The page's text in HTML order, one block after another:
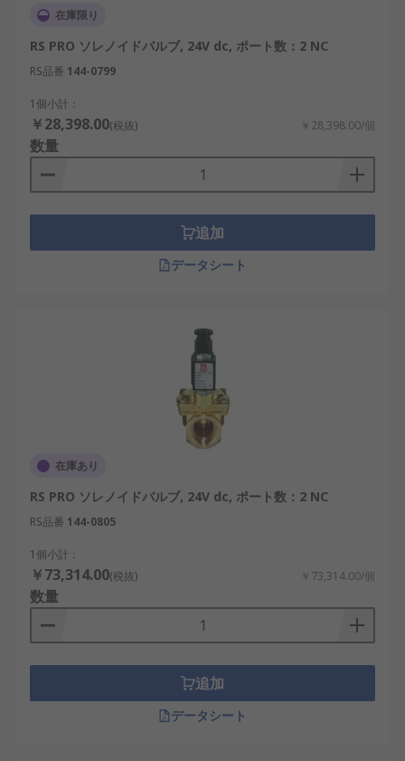
在庫限り
RS PRO ソレノイドバルブ, 24V dc, ポート数：2 NC
RS品番 144-0799
1個小計：
￥28,398.00(税抜) ￥28,398.00/個
数量
追加
データシート
在庫あり
RS PRO ソレノイドバルブ, 24V dc, ポート数：2 NC
RS品番 144-0805
1個小計：
￥73,314.00(税抜) ￥73,314.00/個
数量
追加
データシート